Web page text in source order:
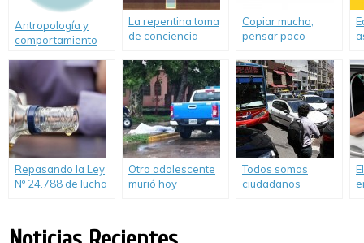
Antropología y
comportamiento
La repentina toma
de conciencia
Copiar mucho,
pensar poco-
sobre proyecto
«Alcohol Cero al
conducir un
vehículo»
Repasando la Ley
Nº 24.788 de lucha
Otro adolescente
murió hoy
Todos somos
ciudadanos